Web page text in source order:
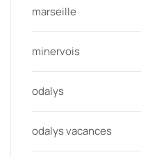
marseille
minervois
odalys
odalys vacances